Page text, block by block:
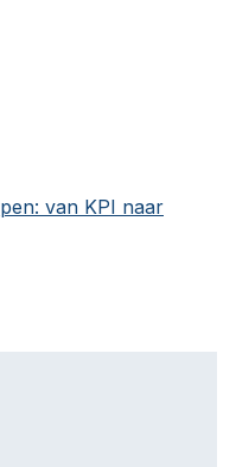
van KPI naar